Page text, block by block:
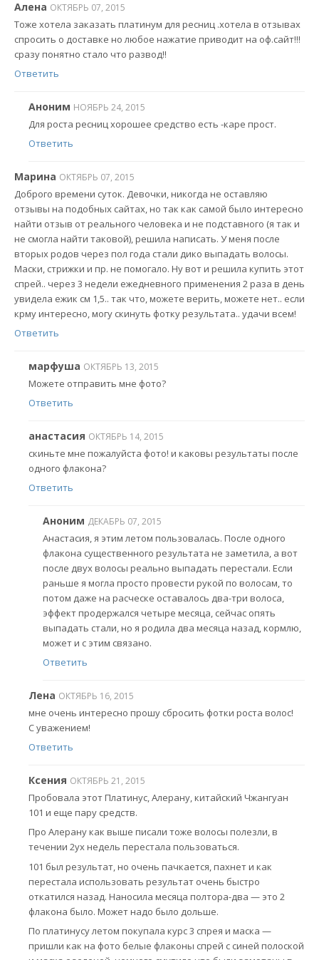
Алена ОКТЯБРЬ 07, 2015
Тоже хотела заказать платинум для ресниц .хотела в отзывах
спросить о доставке но любое нажатие приводит на оф.сайт!!!
сразу понятно стало что развод!!
Ответить
Аноним НОЯБРЬ 24, 2015
Для роста ресниц хорошее средство есть -каре прост.
Ответить
Марина ОКТЯБРЬ 07, 2015
Доброго времени суток. Девочки, никогда не оставляю
отзывы на подобных сайтах, но так как самой было интересно
найти отзыв от реального человека и не подставного (я так и
не смогла найти таковой), решила написать. У меня после
вторых родов через пол года стали дико выпадать волосы.
Маски, стрижки и пр. не помогало. Ну вот и решила купить этот
спрей.. через 3 недели ежедневного применения 2 раза в день
увидела ежик см 1,5.. так что, можете верить, можете нет.. если
крму интересно, могу скинуть фотку результата.. удачи всем!
Ответить
марфуша ОКТЯБРЬ 13, 2015
Можете отправить мне фото?
Ответить
анастасия ОКТЯБРЬ 14, 2015
скиньте мне пожалуйста фото! и каковы результаты после
одного флакона?
Ответить
Аноним ДЕКАБРЬ 07, 2015
Анастасия, я этим летом пользовалась. После одного
флакона существенного результата не заметила, а вот
после двух волосы реально выпадать перестали. Если
раньше я могла просто провести рукой по волосам, то
потом даже на расческе оставалось два-три волоса,
эффект продержался четыре месяца, сейчас опять
выпадать стали, но я родила два месяца назад, кормлю,
может и с этим связано.
Ответить
Лена ОКТЯБРЬ 16, 2015
мне очень интересно прошу сбросить фотки роста волос!
С уважением!
Ответить
Ксения ОКТЯБРЬ 21, 2015
Пробовала этот Платинус, Алерану, китайский Чжангуан
101 и еще пару средств.
Про Алерану как выше писали тоже волосы полезли, в
течении 2ух недель перестала пользоваться.
101 был результат, но очень пачкается, пахнет и как
перестала использовать результат очень быстро
откатился назад. Наносила месяца полтора-два — это 2
флакона было. Может надо было дольше.
По платинусу летом покупала курс 3 спрея и маска —
пришли как на фото белые флаконы спрей с синей полоской